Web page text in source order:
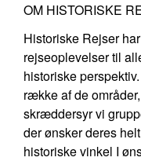
OM HISTORISKE
Historiske Rejser
rejseoplevelser til
historiske
række af de
skræddersyr vi
der ønsker deres
historiske vinkel I